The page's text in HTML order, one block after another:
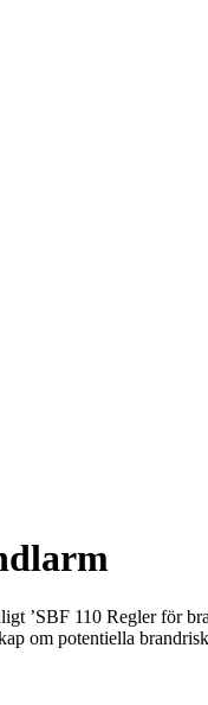
’SBF 110 Regler för
om potentiella